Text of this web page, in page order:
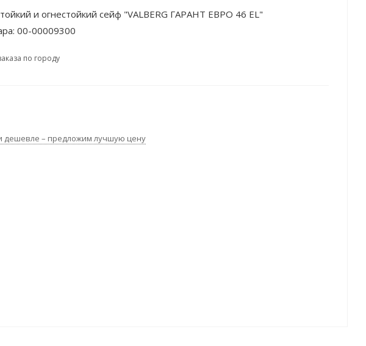
и огнестойкий сейф "VALBERG ГАРАНТ ЕВРО 46 EL"
00-00009300
по городу
дешевле – предложим лучшую цену